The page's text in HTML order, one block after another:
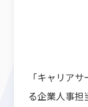
「キャリア
る企業人事